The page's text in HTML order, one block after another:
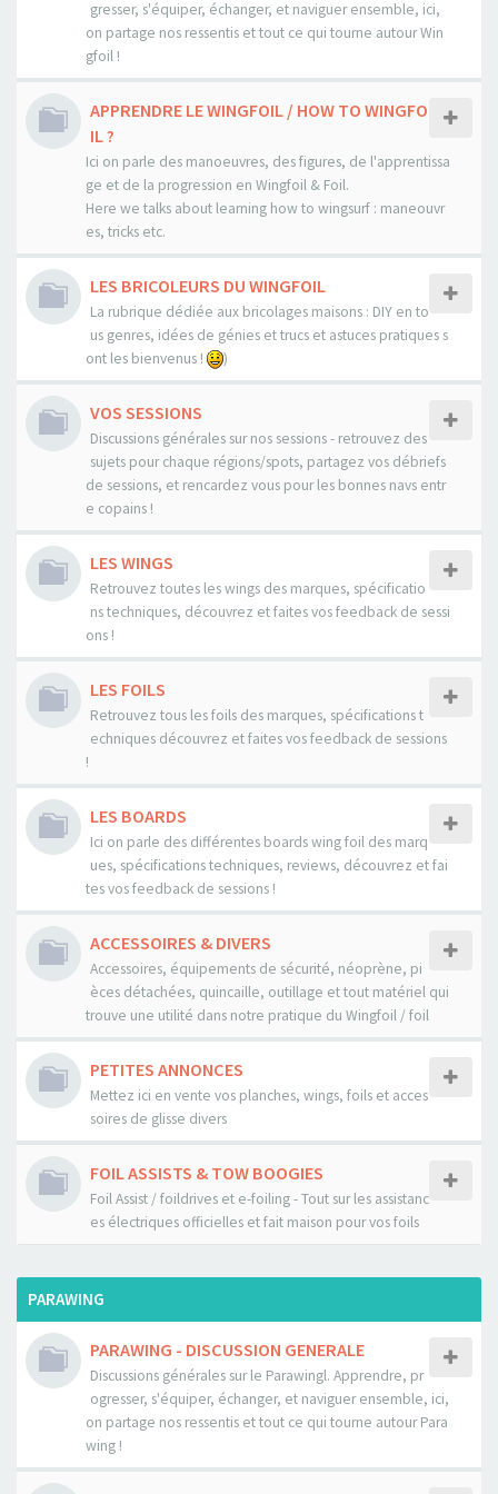
gresser, s'équiper, échanger, et naviguer ensemble, ici,
on partage nos ressentis et tout ce qui tourne autour Win
gfoil !
APPRENDRE LE WINGFOIL / HOW TO WINGFO
IL ?
Ici on parle des manoeuvres, des figures, de l'apprentissa
ge et de la progression en Wingfoil & Foil.
Here we talks about learning how to wingsurf : maneouvr
es, tricks etc.
LES BRICOLEURS DU WINGFOIL
La rubrique dédiée aux bricolages maisons : DIY en to
us genres, idées de génies et trucs et astuces pratiques s
ont les bienvenus !
)
VOS SESSIONS
Discussions générales sur nos sessions - retrouvez des
sujets pour chaque régions/spots, partagez vos débriefs
de sessions, et rencardez vous pour les bonnes navs entr
e copains !
LES WINGS
Retrouvez toutes les wings des marques, spécificatio
ns techniques, découvrez et faites vos feedback de sessi
ons !
LES FOILS
Retrouvez tous les foils des marques, spécifications t
echniques découvrez et faites vos feedback de sessions
!
LES BOARDS
Ici on parle des différentes boards wing foil des marq
ues, spécifications techniques, reviews, découvrez et fai
tes vos feedback de sessions !
ACCESSOIRES & DIVERS
Accessoires, équipements de sécurité, néoprène, pi
èces détachées, quincaille, outillage et tout matériel qui
trouve une utilité dans notre pratique du Wingfoil / foil
PETITES ANNONCES
Mettez ici en vente vos planches, wings, foils et acces
soires de glisse divers
FOIL ASSISTS & TOW BOOGIES
Foil Assist / foildrives et e-foiling - Tout sur les assistanc
es électriques officielles et fait maison pour vos foils
PARAWING
PARAWING - DISCUSSION GENERALE
Discussions générales sur le Parawingl. Apprendre, pr
ogresser, s'équiper, échanger, et naviguer ensemble, ici,
on partage nos ressentis et tout ce qui tourne autour Para
wing !